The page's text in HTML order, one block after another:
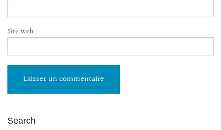
Site web
Search